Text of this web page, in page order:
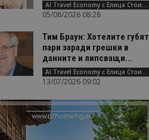
AI Travel Economy с Елица Стоилова
05/08/2026 08:28
Тим Браун: Хотелите губят
пари заради грешки в
данните и липсващи...
AI Travel Economy с Елица Стоилова
13/07/2026 09:02